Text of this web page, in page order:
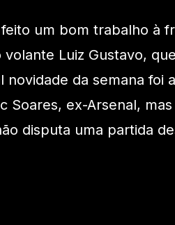
um bom trabalho à
Luiz Gustavo,
da semana foi
Soares, ex-Arsenal,
disputa uma partida